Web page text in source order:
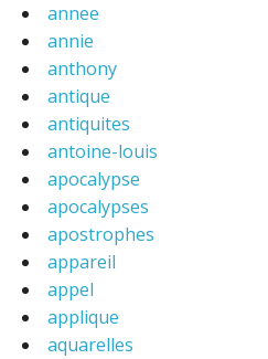
annee
annie
anthony
antique
antiquites
antoine-louis
apocalypse
apocalypses
apostrophes
appareil
appel
applique
aquarelles